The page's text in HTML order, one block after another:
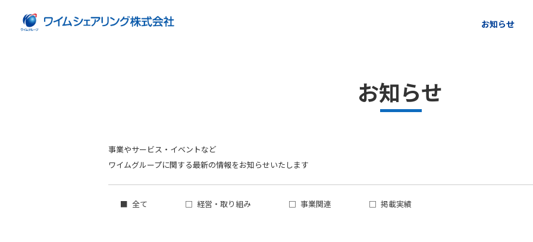
お知らせ
お知らせ
事業やサービス・イベントなど
ワイムグループに関する最新の情報をお知らせいたします
全て 経営・取り組み 事業関連 掲載実績